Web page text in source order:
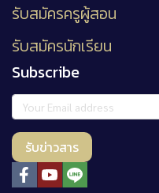
รับสมัครครูผู้สอน
รับสมัครนักเรียน
Subscribe
รับข่าวสาร